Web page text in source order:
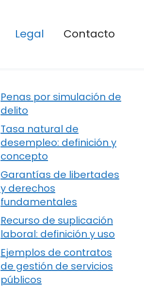
Legal Contacto
Penas por simulación de
delito
Tasa natural de
desempleo: definición y
concepto
Garantías de libertades
y derechos
fundamentales
Recurso de suplicación
laboral: definición y uso
Ejemplos de contratos
de gestión de servicios
públicos